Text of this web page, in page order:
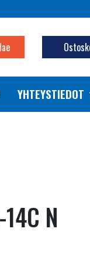
YHTEYSTIEDOT
N